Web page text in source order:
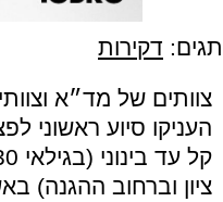
תגים: דקירות
צוותים של מד״א
העניקו סיוע ראשוני
ציון וברחוב ההגנה)